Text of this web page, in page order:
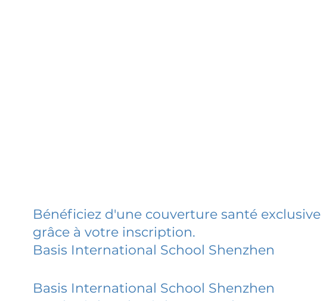
Bénéficiez d'une couverture santé
grâce à votre inscription.
Basis International School Shenzhen
Basis International School Shenzhen